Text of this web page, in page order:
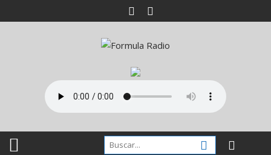
al